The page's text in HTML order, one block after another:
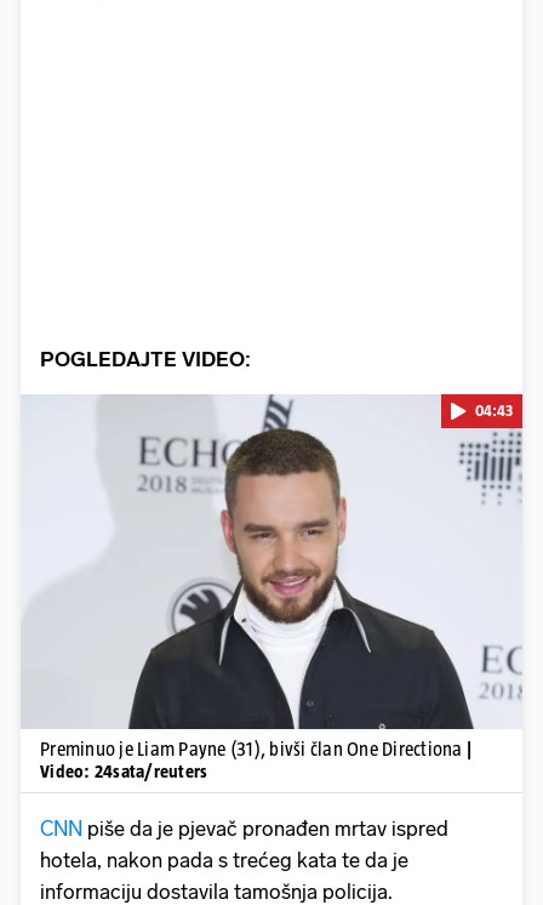
POGLEDAJTE VIDEO:
Pokretanje videa...
04:43
Preminuo je Liam Payne (31), bivši član One Directiona
Video: 24sata/reuters
CNN piše da je pjevač pronađen mrtav ispred
hotela, nakon pada s trećeg kata te da je
informaciju dostavila tamošnja policija.